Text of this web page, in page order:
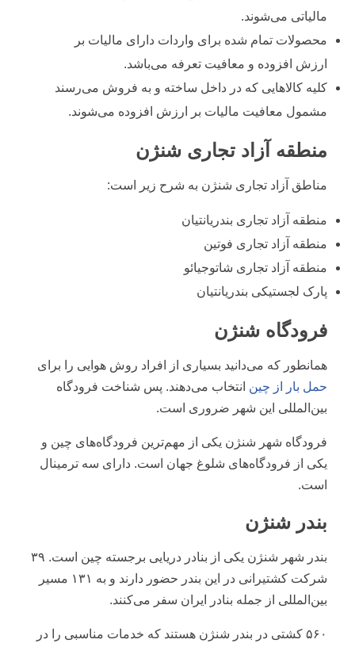
مالیاتی می‌شوند.
محصولات تمام شده برای واردات دارای مالیات بر
ارزش افزوده و معافیت تعرفه می‌باشد.
کلیه کالا‌هایی که در داخل ساخته و به فروش می‌رسند
مشمول معافیت مالیات بر ارزش افزوده می‌شوند.
منطقه آزاد تجاری شنژن
مناطق آزاد تجاری شنژن به شرح زیر است:
منطقه آزاد تجاری بندر‌یانتیان
منطقه آزاد تجاری فوتین
منطقه آزاد تجاری شاتوجیائو
پارک لجستیکی بندر‌یانتیان
فرودگاه شنژن
همانطور که می‌دانید بسیاری از افراد روش هوایی را برای
حمل بار از چین انتخاب می‌دهند. پس شناخت فرودگاه
بین‌المللی این شهر ضروری است.
فرودگاه شهر شنژن یکی از مهم‌ترین فرودگاه‌های چین و
یکی از فرودگاه‌های شلوغ جهان است. دارای سه ترمینال
است.
بندر شنژن
بندر شهر شنژن یکی از بنادر دریایی برجسته چین است. ۳۹
شرکت کشتیرانی در این بندر حضور دارند و به ۱۳۱ مسیر
بین‌المللی از جمله بنادر ایران سفر می‌کنند.
۵۶۰ کشتی در بندر شنژن هستند که خدمات مناسبی را در